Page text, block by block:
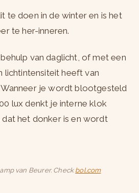
te doen in de winter en is het
te her-inneren.
van daglicht, of met een
lichtintensiteit heeft van
Wanneer je wordt blootgesteld
lux denkt je interne klok
het donker is en wordt
van Beurer. Checkbol.com